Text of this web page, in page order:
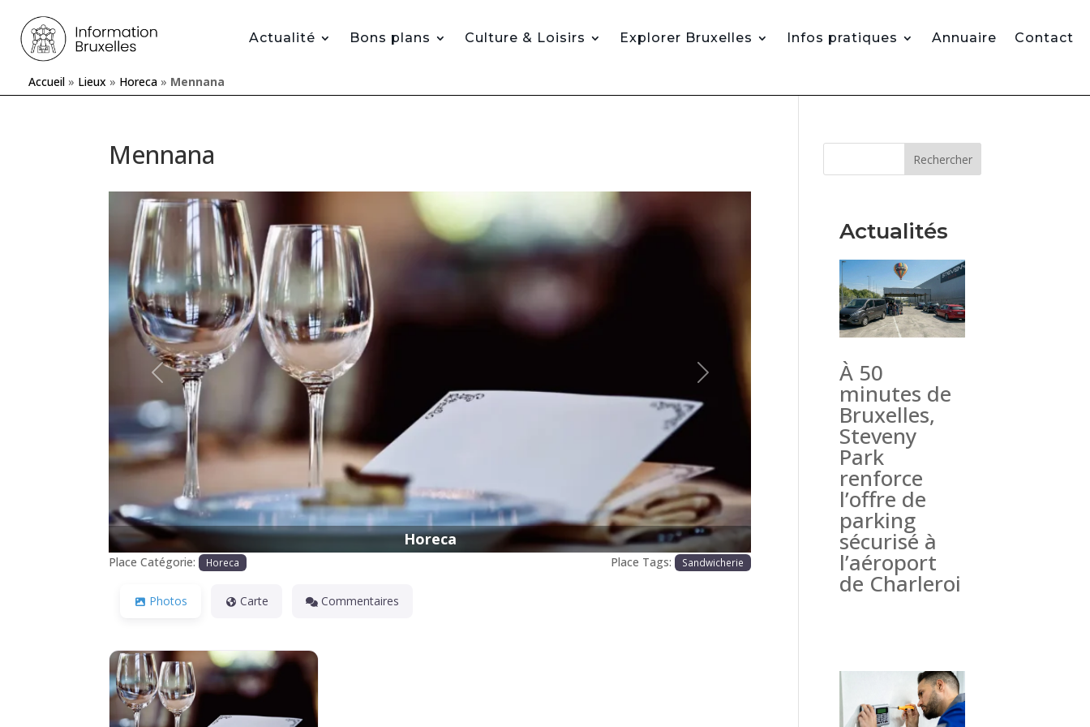
Actualité Bons plans Culture & Loisirs Explorer Bruxelles Infos pratiques Annuaire Contact
Accueil » Lieux » Horeca » Mennana
Mennana
Horeca
Précédente Prochaine
Place Catégorie: Horeca Place Tags: Sandwicherie
Photos Carte Commentaires
Rechercher
Actualités
À 50
minutes de
Bruxelles,
Steveny
Park
renforce
l’offre de
parking
sécurisé à
l’aéroport
de Charleroi